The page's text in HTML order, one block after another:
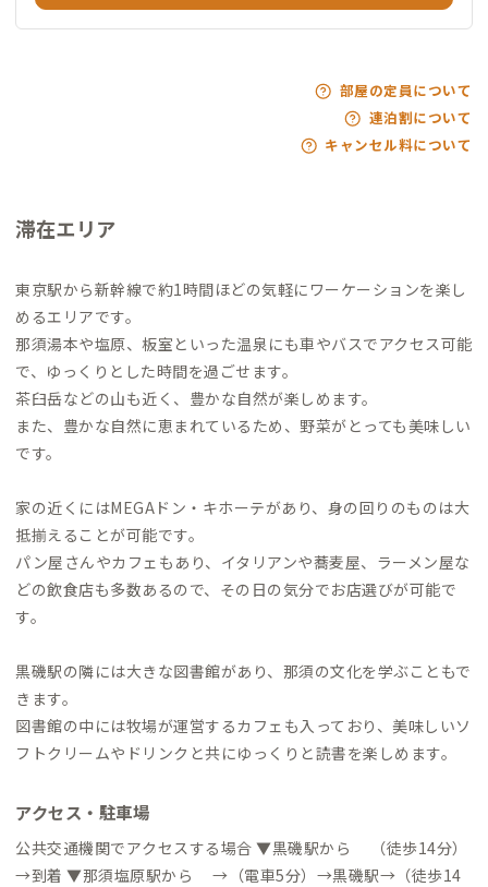
部屋の定員について
連泊割について
キャンセル料について
滞在エリア
東京駅から新幹線で約1時間ほどの気軽にワーケーションを楽し
めるエリアです。
那須湯本や塩原、板室といった温泉にも車やバスでアクセス可能
で、ゆっくりとした時間を過ごせます。
茶臼岳などの山も近く、豊かな自然が楽しめます。
また、豊かな自然に恵まれているため、野菜がとっても美味しい
です。
家の近くにはMEGAドン・キホーテがあり、身の回りのものは大
抵揃えることが可能です。
パン屋さんやカフェもあり、イタリアンや蕎麦屋、ラーメン屋な
どの飲食店も多数あるので、その日の気分でお店選びが可能で
す。
黒磯駅の隣には大きな図書館があり、那須の文化を学ぶこともで
きます。
図書館の中には牧場が運営するカフェも入っており、美味しいソ
フトクリームやドリンクと共にゆっくりと読書を楽しめます。
アクセス・駐車場
公共交通機関でアクセスする場合 ▼黒磯駅から （徒歩14分）
→到着 ▼那須塩原駅から →（電車5分）→黒磯駅→（徒歩14